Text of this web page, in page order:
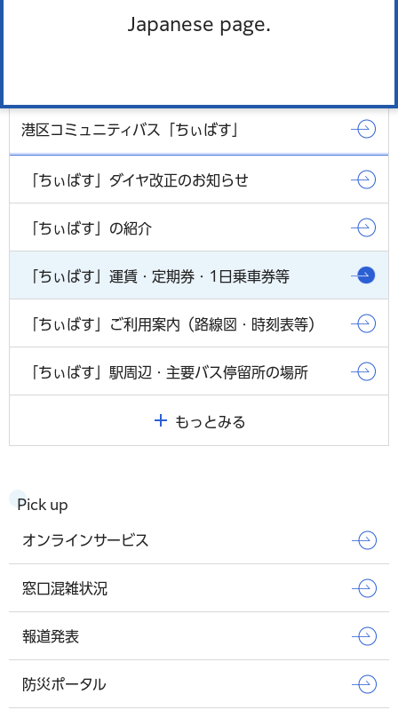
Japanese page.
港区コミュニティバス「ちぃばす」
「ちぃばす」ダイヤ改正のお知らせ
「ちぃばす」の紹介
「ちぃばす」運賃・定期券・1日乗車券等
「ちぃばす」ご利用案内（路線図・時刻表等）
「ちぃばす」駅周辺・主要バス停留所の場所
もっとみる
Pick up
オンラインサービス
窓口混雑状況
報道発表
防災ポータル